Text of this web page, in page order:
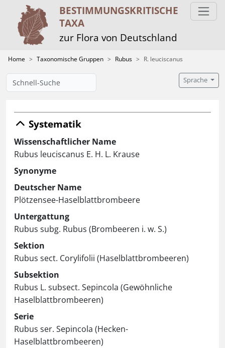
BESTIMMUNGS­KRITISCHE
TAXA
zur Flora von Deutschland
Home Taxonomische Gruppen Rubus R. leuciscanus
Sprache
Systematik
Wissenschaftlicher Name
Rubus leuciscanus E. H. L. Krause
Synonyme
Deutscher Name
Plötzensee-Haselblattbrombeere
Untergattung
Rubus subg. Rubus (Brombeeren i. w. S.)
Sektion
Rubus sect. Corylifolii (Haselblattbrombeeren)
Subsektion
Rubus L. subsect. Sepincola (Gewöhnliche
Haselblattbrombeeren)
Serie
Rubus ser. Sepincola (Hecken-
Haselblattbrombeeren)